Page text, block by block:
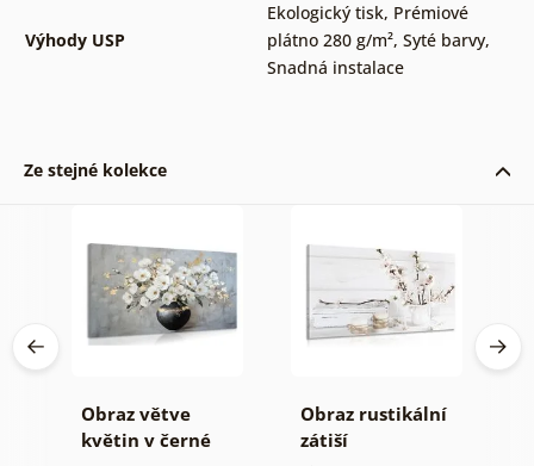
Výhody USP
Ekologický tisk, Prémiové
plátno 280 g/m², Syté barvy,
Snadná instalace
Ze stejné kolekce
Obraz větve
květin v černé
Obraz rustikální
zátiší